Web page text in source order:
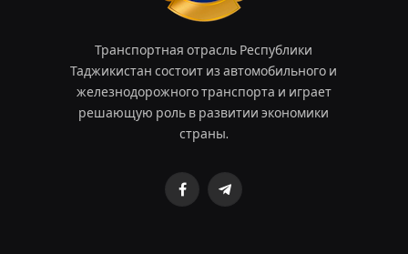
Транспортная отрасль Республики
Таджикистан состоит из автомобильного и
железнодорожного транспорта и играет
решающую роль в развитии экономики
страны.
FacebookTelegram